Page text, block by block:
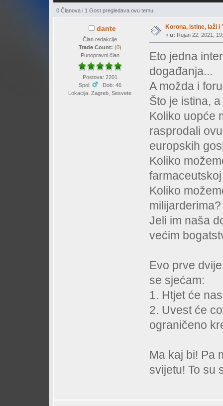
0 Članova i 1 Gost pregledava ovu temu.
dante
Član redakcije
Trade Count: (0)
Punopravni član
Postova: 2201
Spol:
Dob: 46
Lokacija: Zagreb, Sesvete
Korona, istine, laži
« u: Rujan 22, 2021,
Eto jedna
događanja...
A možda i
Što je istina,
Koliko uopće
rasprodali
europskih
Koliko
Koliko
milijarderima?
Jeli im naša
većim
Evo prve
se sjećam:
1. Htjet će
2. Uvest će
ograničeno
Ma kaj bi! Pa
svijetu! To su